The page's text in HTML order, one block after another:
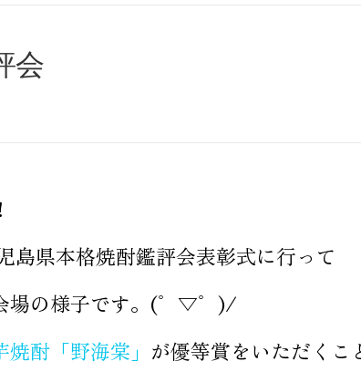
会
児島県本格焼酎鑑評会表彰式に
場の様子です。(゜▽゜)/
焼酎「野海棠」 が優等賞をいただくこ